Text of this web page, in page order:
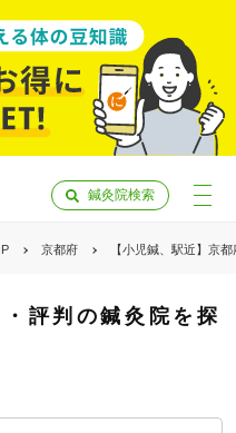
鍼灸院検索
京都府 【小児鍼、駅近】京
評判の鍼灸院を探